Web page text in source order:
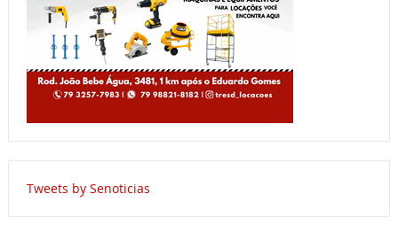
Tweets by Senoticias